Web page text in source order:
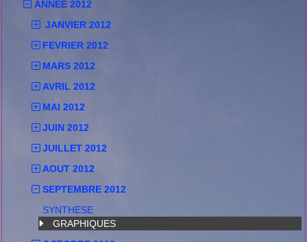
ANNEE 2012
JANVIER 2012
FEVRIER 2012
MARS 2012
AVRIL 2012
MAI 2012
JUIN 2012
JUILLET 2012
AOUT 2012
SEPTEMBRE 2012
SYNTHESE
GRAPHIQUES